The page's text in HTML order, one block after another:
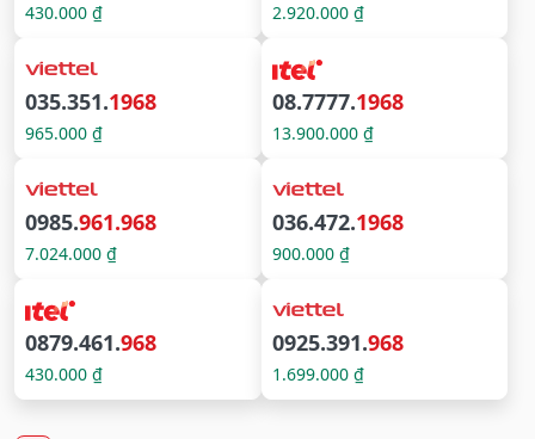
430.000 ₫ 2.920.000 ₫
035.351.1968
965.000 ₫
08.7777.1968
13.900.000 ₫
0985.961.968
7.024.000 ₫
036.472.1968
900.000 ₫
0879.461.968
430.000 ₫
0925.391.968
1.699.000 ₫